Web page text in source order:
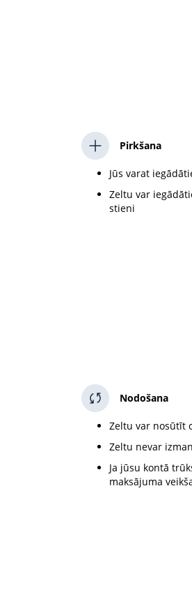
Pirkšana
Jūs varat
Zeltu var
stieni
Nodošana
Zeltu var nosūtīt
Zeltu nevar
Ja jūsu kontā
maksājuma